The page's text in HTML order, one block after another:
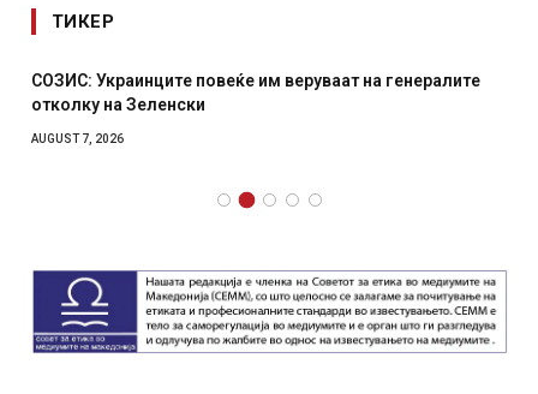
ТИКЕР
СОЗИС: Украинците повеќе им веруваат на генералите
отколку на Зеленски
AUGUST 7, 2026